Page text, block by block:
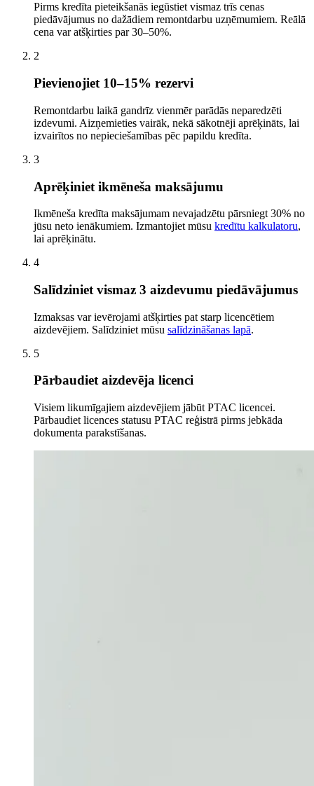
Pirms kredīta pieteikšanās iegūstiet vismaz trīs cenas
piedāvājumus no dažādiem remontdarbu uzņēmumiem. Reālā
cena var atšķirties par 30–50%.
2
Pievienojiet 10–15% rezervi
Remontdarbu laikā gandrīz vienmēr parādās neparedzēti
izdevumi. Aizņemieties vairāk, nekā sākotnēji aprēķināts, lai
izvairītos no nepieciešamības pēc papildu kredīta.
3
Aprēķiniet ikmēneša maksājumu
Ikmēneša kredīta maksājumam nevajadzētu pārsniegt 30% no
jūsu neto ienākumiem. Izmantojiet mūsu kredītu kalkulatoru,
lai aprēķinātu.
4
Salīdziniet vismaz 3 aizdevumu piedāvājumus
Izmaksas var ievērojami atšķirties pat starp licencētiem
aizdevējiem. Salīdziniet mūsu salīdzināšanas lapā.
5
Pārbaudiet aizdevēja licenci
Visiem likumīgajiem aizdevējiem jābūt PTAC licencei.
Pārbaudiet licences statusu PTAC reģistrā pirms jebkāda
dokumenta parakstīšanas.